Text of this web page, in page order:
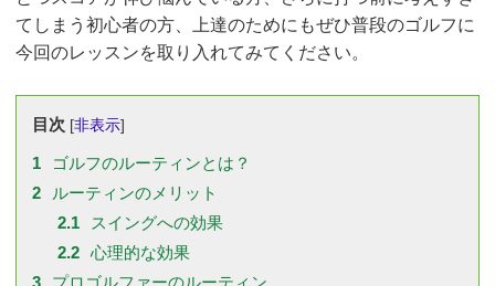
てしまう初心者の方、上達のためにもぜひ普段のゴルフに
今回のレッスンを取り入れてみてください。
目次 [非表示]
1
ゴルフのルーティンとは？
2
ルーティンのメリット
2.1
スイングへの効果
2.2
心理的な効果